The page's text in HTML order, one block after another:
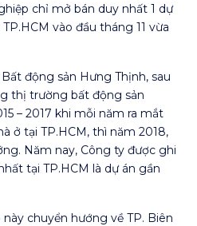
chỉ mở bán duy nhất 1 dự
vào đầu tháng 11 vừa
động sản Hưng Thịnh, sau
thị trường bất động sản
– 2017 khi mỗi năm ra mắt
ở tại TP.HCM, thì năm 2018,
Năm nay, Công ty được ghi
tại TP.HCM là dự án gần
chuyển hướng về TP. Biên